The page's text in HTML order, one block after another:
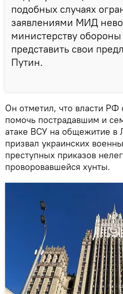
подобных случаях
заявлениями МИД
министерству
представить свои
Путин.
Он отметил, что власти РФ
помочь пострадавшим и
атаке ВСУ на общежитие в
призвал украинских
преступных приказов
проворовавшейся хунты.